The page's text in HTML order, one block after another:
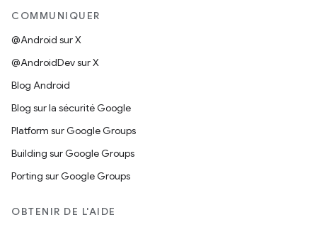
COMMUNIQUER
@Android sur X
@AndroidDev sur X
Blog Android
Blog sur la sécurité Google
Platform sur Google Groups
Building sur Google Groups
Porting sur Google Groups
OBTENIR DE L'AIDE